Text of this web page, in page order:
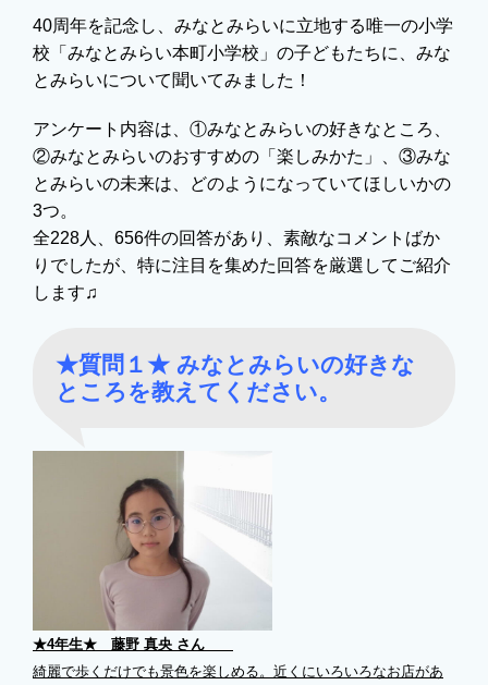
40周年を記念し、みなとみらいに立地する唯一の小学
校「みなとみらい本町小学校」の子どもたちに、みな
とみらいについて聞いてみました！
アンケート内容は、①みなとみらいの好きなところ、
②みなとみらいのおすすめの「楽しみかた」、③みな
とみらいの未来は、どのようになっていてほしいかの
3つ。
全228人、656件の回答があり、素敵なコメントばか
りでしたが、特に注目を集めた回答を厳選してご紹介
します♫
★質問１★ みなとみらいの好きな
ところを教えてください。
★4年生★ 藤野 真央 さん
綺麗で歩くだけでも景色を楽しめる。近くにいろいろなお店があ